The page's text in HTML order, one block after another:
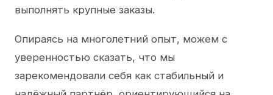
выполнять крупные заказы.
Опираясь на многолетний опыт, можем с
уверенностью сказать, что мы
зарекомендовали себя как стабильный и